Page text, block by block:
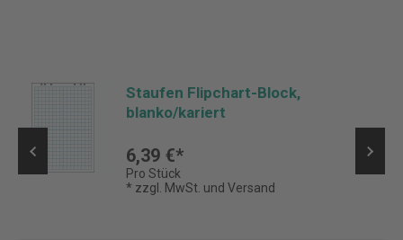
Staufen Flipchart-Block,
blanko/kariert
6,39 €*
Pro Stück
* zzgl. MwSt. und Versand